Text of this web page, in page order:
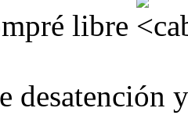
libre
desatención